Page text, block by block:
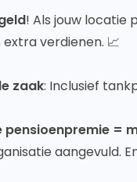
! Als jouw locatie
extra verdienen. 📈
zaak: Inclusief
pensioenpremie =
aangevuld.